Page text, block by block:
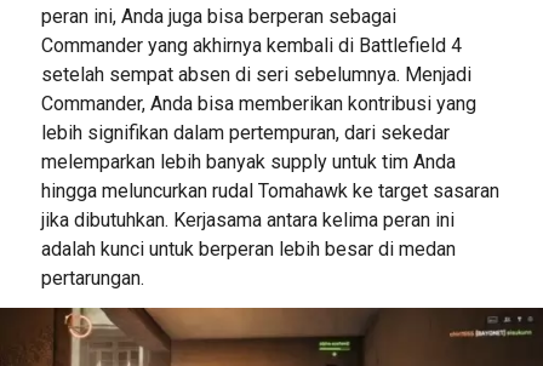
peran ini, Anda juga bisa berperan sebagai
Commander yang akhirnya kembali di Battlefield 4
setelah sempat absen di seri sebelumnya. Menjadi
Commander, Anda bisa memberikan kontribusi yang
lebih signifikan dalam pertempuran, dari sekedar
melemparkan lebih banyak supply untuk tim Anda
hingga meluncurkan rudal Tomahawk ke target sasaran
jika dibutuhkan. Kerjasama antara kelima peran ini
adalah kunci untuk berperan lebih besar di medan
pertarungan.